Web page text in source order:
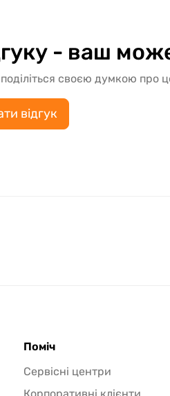
- ваш
своєю думкою про
відгук
Поміч
Сервісні центри